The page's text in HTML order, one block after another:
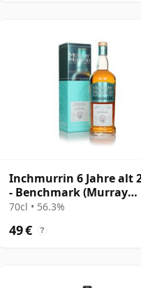
Inchmurrin 6 Jahre alt
- Benchmark (Murray
McDavid)
70cl • 56.3%
49 € ?